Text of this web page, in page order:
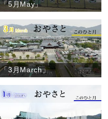
「5月May」
「3月March」